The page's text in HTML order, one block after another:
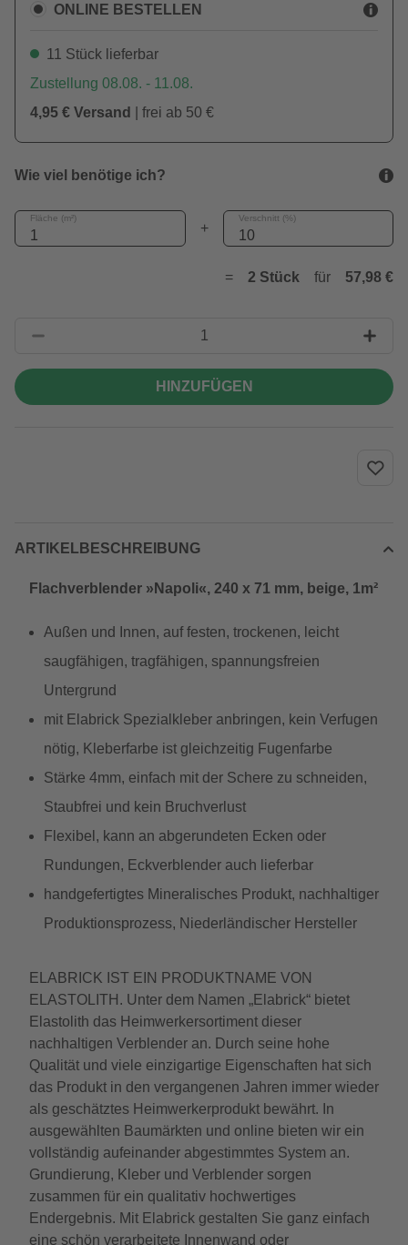
ONLINE BESTELLEN
11 Stück lieferbar
Zustellung 08.08. - 11.08.
4,95 € Versand
| frei ab 50 €
Wie viel benötige ich?
Fläche (m²)
+
Verschnitt (%)
= 2 Stück für 57,98 €
HINZUFÜGEN
ARTIKELBESCHREIBUNG
Flachverblender »Napoli«, 240 x 71 mm, beige, 1m²
Außen und Innen, auf festen, trockenen, leicht
saugfähigen, tragfähigen, spannungsfreien
Untergrund
mit Elabrick Spezialkleber anbringen, kein Verfugen
nötig, Kleberfarbe ist gleichzeitig Fugenfarbe
Stärke 4mm, einfach mit der Schere zu schneiden,
Staubfrei und kein Bruchverlust
Flexibel, kann an abgerundeten Ecken oder
Rundungen, Eckverblender auch lieferbar
handgefertigtes Mineralisches Produkt, nachhaltiger
Produktionsprozess, Niederländischer Hersteller
ELABRICK IST EIN PRODUKTNAME VON
ELASTOLITH. Unter dem Namen „Elabrick“ bietet
Elastolith das Heimwerkersortiment dieser
nachhaltigen Verblender an. Durch seine hohe
Qualität und viele einzigartige Eigenschaften hat sich
das Produkt in den vergangenen Jahren immer wieder
als geschätztes Heimwerkerprodukt bewährt. In
ausgewählten Baumärkten und online bieten wir ein
vollständig aufeinander abgestimmtes System an.
Grundierung, Kleber und Verblender sorgen
zusammen für ein qualitativ hochwertiges
Endergebnis. Mit Elabrick gestalten Sie ganz einfach
eine schön verarbeitete Innenwand oder